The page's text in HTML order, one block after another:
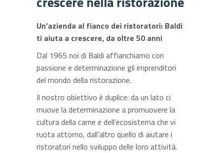
Un’azienda al fianco dei ristoratori: Baldi
ti aiuta a crescere, da oltre 50 anni
Dal 1965 noi di Baldi affianchiamo con
passione e determinazione gli imprenditori
del mondo della ristorazione.
Il nostro obiettivo è duplice: da un lato ci
muove la determinazione a promuovere la
cultura della carne e dell’ecosistema che vi
ruota attorno, dall’altro quello di aiutare i
ristoratori nello sviluppo delle loro attività.